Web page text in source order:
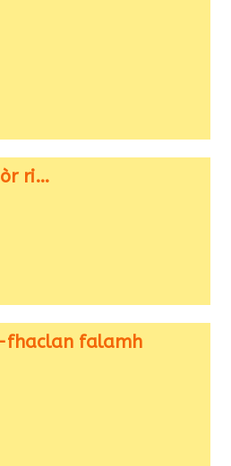
ri…
fhaclan falamh